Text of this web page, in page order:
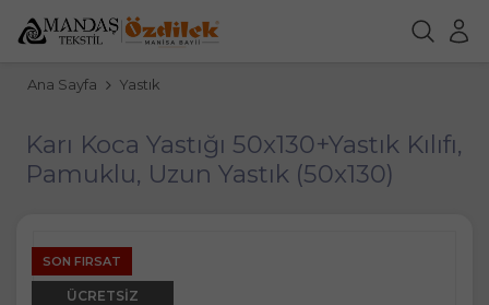
Ana Sayfa Yastık
Karı Koca Yastığı 50x130+Yastık Kılıfı,
Pamuklu, Uzun Yastık (50x130)
SON FIRSAT
ÜCRETSIZ